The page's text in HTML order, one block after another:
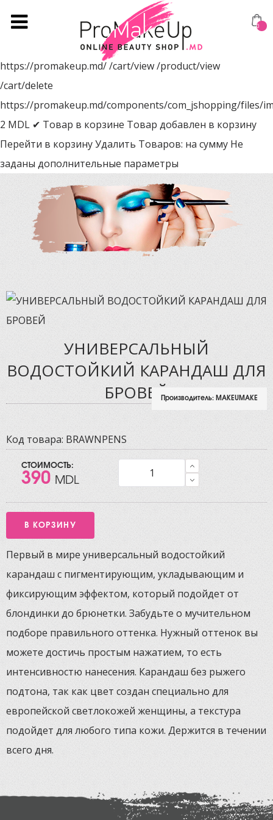
0
https://promakeup.md//cart/view/product/view
/cart/delete
https://promakeup.md/components/com_jshopping/files/
2 MDL ✔ Товар в корзине Товар добавлен в корзину
Перейти в корзинуУдалить Товаров: на сумму Не
заданы дополнительные параметры
УНИВЕРСАЛЬНЫЙ
ВОДОСТОЙКИЙ КАРАНДАШ ДЛЯ
БРОВЕЙПроизводитель: MAKEUMAKE
Код товара: BRAWNPENS
СТОИМОСТЬ:
390 MDL
Первый в мире универсальный водостойкий
карандаш с пигментирующим, укладывающим и
фиксирующим эффектом, который подойдет от
блондинки до брюнетки. Забудьте о мучительном
подборе правильного оттенка. Нужный оттенок вы
можете достичь простым нажатием, то есть
интенсивностю нанесения. Карандаш без рыжего
подтона, так как цвет создан специально для
европейской светлокожей женщины, а текстура
подойдет для любого типа кожи. Держится в течении
всего дня.